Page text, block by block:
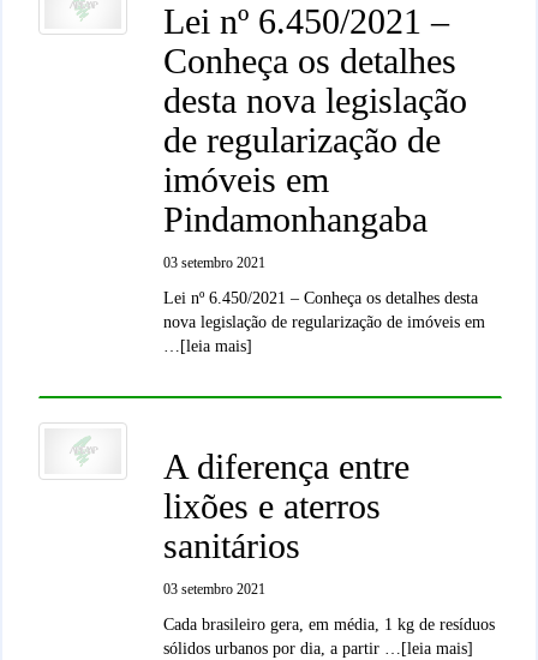
Lei nº 6.450/2021 –
Conheça os detalhes
desta nova legislação
de regularização de
imóveis em
Pindamonhangaba
03 setembro 2021
Lei nº 6.450/2021 – Conheça os detalhes desta
nova legislação de regularização de imóveis em
…[leia mais]
A diferença entre
lixões e aterros
sanitários
03 setembro 2021
Cada brasileiro gera, em média, 1 kg de resíduos
sólidos urbanos por dia, a partir …[leia mais]